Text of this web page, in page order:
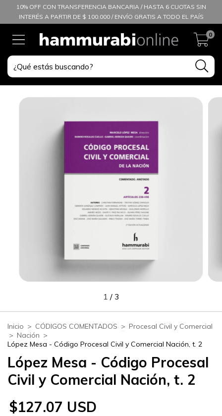
10% OFF CON TRANSFERENCIA BANCARIA / HASTA 6 CUOTAS SIN
INTERÉS A PARTIR DE $ 100.000 / ENVÍO GRATIS A TODO EL PAÍS
0
1 / 3
Inicio > CÓDIGOS COMENTADOS > Procesal Civil y Comercial
> Nación >
López Mesa - Código Procesal Civil y Comercial Nación, t. 2
López Mesa - Código Procesal
Civil y Comercial Nación, t. 2
$127.07 USD